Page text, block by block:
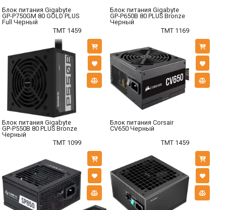
Блок питания Gigabyte
GP-P750GM 80 GOLD PLUS
Full Черный
TMT 1459
Блок питания Gigabyte
GP-P650B 80 PLUS Bronze
Черный
TMT 1169
Блок питания Gigabyte
GP-P550B 80 PLUS Bronze
Черный
TMT 1099
Блок питания Corsair
CV650 Черный
TMT 1459